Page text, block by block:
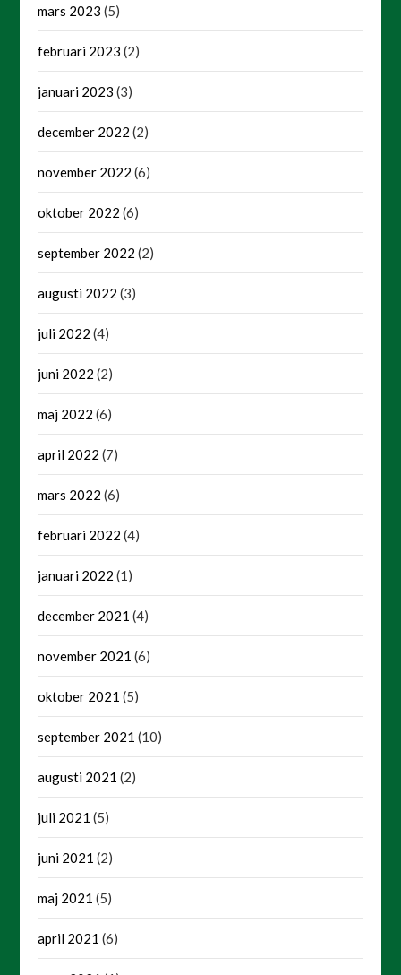
mars 2023 (5)
februari 2023 (2)
januari 2023 (3)
december 2022 (2)
november 2022 (6)
oktober 2022 (6)
september 2022 (2)
augusti 2022 (3)
juli 2022 (4)
juni 2022 (2)
maj 2022 (6)
april 2022 (7)
mars 2022 (6)
februari 2022 (4)
januari 2022 (1)
december 2021 (4)
november 2021 (6)
oktober 2021 (5)
september 2021 (10)
augusti 2021 (2)
juli 2021 (5)
juni 2021 (2)
maj 2021 (5)
april 2021 (6)